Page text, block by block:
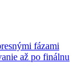
fázami
až po finálnu